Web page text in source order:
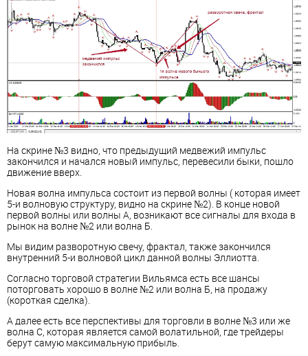
На скрине №3 видно, что предыдущий медвежий импульс
закончился и начался новый импульс, перевесили быки, пошло
движение вверх.
Новая волна импульса состоит из первой волны ( которая имеет
5-и волновую структуру, видно на скрине №2). В конце новой
первой волны или волны А, возникают все сигналы для входа в
рынок на волне №2 или волна Б.
Мы видим разворотную свечу, фрактал, также закончился
внутренний 5-и волновой цикл данной волны Эллиотта.
Согласно торговой стратегии Вильямса есть все шансы
поторговать хорошо в волне №2 или волна Б, на продажу
(короткая сделка).
А далее есть все перспективы для торговли в волне №3 или же
волна С, которая является самой волатильной, где трейдеры
берут самую максимальную прибыль.